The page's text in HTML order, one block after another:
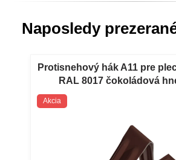
Naposledy
Protisnehový hák A11 pre
RAL 8017 čokoládová
Protisnehový hák A11 pre
RAL 8017 čokoládová
Akcia